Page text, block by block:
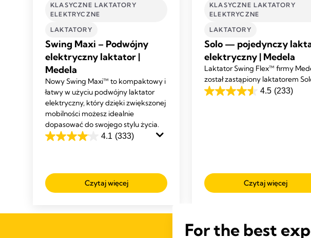
KLASYCZNE LAKTATORY
ELEKTRYCZNE
LAKTATORY
Swing Maxi – Podwójny
elektryczny laktator |
Medela
Nowy Swing Maxi™ to kompaktowy i
łatwy w użyciu podwójny laktator
elektryczny, który dzięki zwiększonej
mobilności możesz idealnie
dopasować do swojego stylu życia.
4.1 (333)
4.1
gwiazdek.
333
Czytaj więcej
KLASYCZNE LAKTATORY
ELEKTRYCZNE
LAKTATORY
Solo — pojedynczy
elektryczny | Medela
Laktator Swing Flex™ firmy
został zastąpiony laktatorem
4.5 (233)
4.5
Czytaj więcej
For the best